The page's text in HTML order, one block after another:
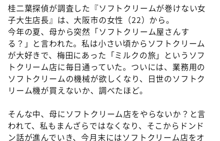
ぺこぱのまるスポ
アナ回覧板
桂二葉探偵が調査した『ソフトクリームが巻けない女
子大生店長』は、大阪市の女性（22）から。
今年の夏、母から突然「ソフトクリーム屋さんす
る？」と言われた。私は小さい頃からソフトクリーム
が大好きで、梅田にあった「ミルクの旅」というソフ
トクリーム店に毎日通っていた。ついには、業務用の
ソフトクリームの機械が欲しくなり、日世のソフトク
リーム機が買えないか、調べたほど。
そんな中、母にソフトクリーム店をやらないか？と言
われて、私もまんざらではなくなり、そこからドンド
ン話が進んでいき、今月末にはソフトクリーム店をオ